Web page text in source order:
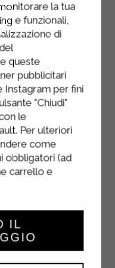
l'oignon
râpé, le
et l'œuf
et, une fois
obtenu dans
en mode
le fond d'un
pouvoir
jusqu'au bord
dans la
la tua
e funzionali,
di
queste
pubblicitari
per fini
"Chiudi"
le
Per ulteriori
come
obbligatori (ad
carrello e
IL